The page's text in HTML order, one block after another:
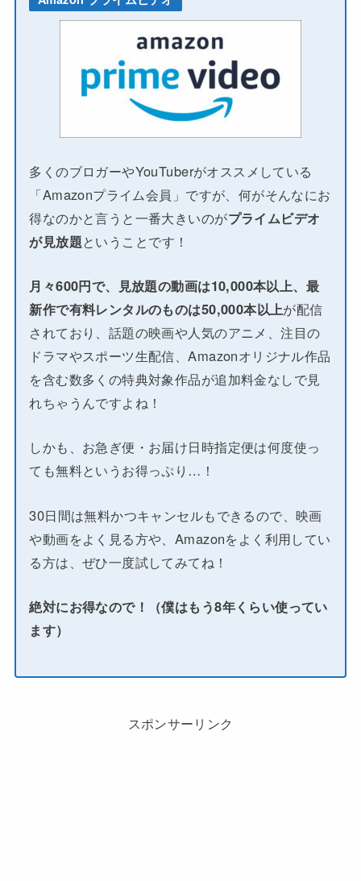
多くのブロガーやYouTuberがオススメしている
「Amazonプライム会員」ですが、何がそんなにお
得なのかと言うと一番大きいのがプライムビデオ
が見放題ということです！
月々600円で、見放題の動画は10,000本以上、最
新作で有料レンタルのものは50,000本以上が配信
されており、話題の映画や人気のアニメ、注目の
ドラマやスポーツ生配信、Amazonオリジナル作品
を含む数多くの特典対象作品が追加料金なしで見
れちゃうんですよね！
しかも、お急ぎ便・お届け日時指定便は何度使っ
ても無料というお得っぷり…！
30日間は無料かつキャンセルもできるので、映画
や動画をよく見る方や、Amazonをよく利用してい
る方は、ぜひ一度試してみてね！
絶対にお得なので！（僕はもう8年くらい使ってい
ます）
スポンサーリンク